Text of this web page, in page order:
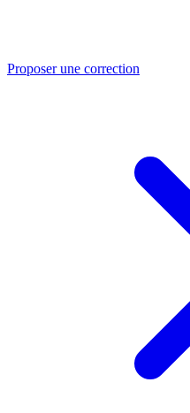
Proposer une correction